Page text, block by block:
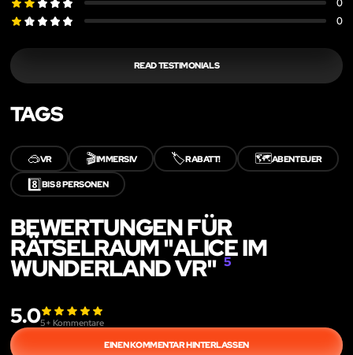
0
READ TESTIMONIALS
TAGS
🥽VR 🎬IMMERSIV 🏷️RABATT! 🗺️ABENTEUER
8️⃣BIS 8 PERSONEN
BEWERTUNGEN FÜR
RÄTSELRAUM "ALICE IM
WUNDERLAND VR"5
5.05+ Kommentare
EINEN KOMMENTAR HINTERLASSEN